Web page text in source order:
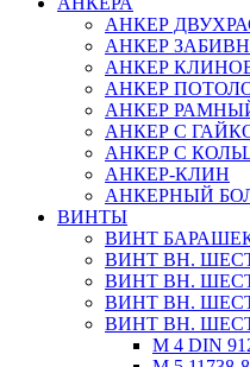
АНКЕР
АНКЕР
АНКЕР
АНКЕР
АНКЕР
АНКЕР С
АНКЕР С
АНКЕР-КЛИН
АНКЕРНЫЙ
ВИНТЫ
ВИНТ
ВИНТ ВН.
ВИНТ ВН.
ВИНТ ВН.
ВИНТ ВН.
М 4 DIN